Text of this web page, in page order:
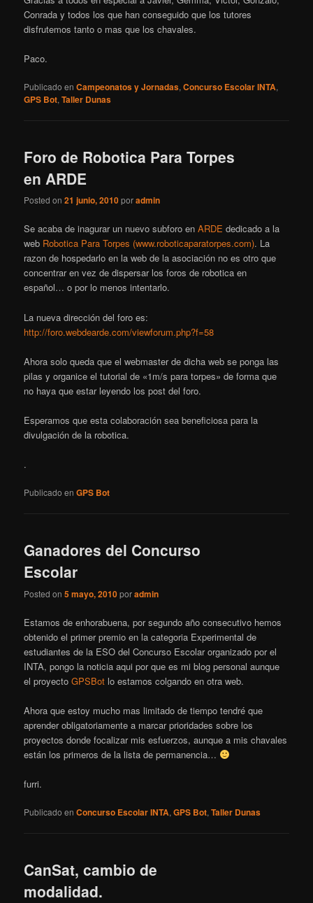
Conrada y todos los que han conseguido que los tutores
disfrutemos tanto o mas que los chavales.
Paco.
Publicado en Campeonatos y Jornadas,Concurso Escolar INTA,
GPS Bot,Taller Dunas
Foro de Robotica Para Torpes
en ARDE
Posted on21 junio, 2010poradmin
Se acaba de inagurar un nuevo subforo enARDE dedicado a la
web Robotica Para Torpes (www.roboticaparatorpes.com). La
razon de hospedarlo en la web de la asociación no es otro que
concentrar en vez de dispersar los foros de robotica en
español… o por lo menos intentarlo.
La nueva dirección del foro es:
http://foro.webdearde.com/viewforum.php?f=58
Ahora solo queda que el webmaster de dicha web se ponga las
pilas y organice el tutorial de «1m/s para torpes» de forma que
no haya que estar leyendo los post del foro.
Esperamos que esta colaboración sea beneficiosa para la
divulgación de la robotica.
.
Publicado en GPS Bot
Ganadores del Concurso
Escolar
Posted on5 mayo, 2010poradmin
Estamos de enhorabuena, por segundo año consecutivo hemos
obtenido el primer premio en la categoria Experimental de
estudiantes de la ESO del Concurso Escolar organizado por el
INTA, pongo la noticia aqui por que es mi blog personal aunque
el proyectoGPSBot lo estamos colgando en otra web.
Ahora que estoy mucho mas limitado de tiempo tendré que
aprender obligatoriamente a marcar prioridades sobre los
proyectos donde focalizar mis esfuerzos, aunque a mis chavales
están los primeros de la lista de permanencia…
furri.
Publicado en Concurso Escolar INTA,GPS Bot,Taller Dunas
CanSat, cambio de
modalidad.